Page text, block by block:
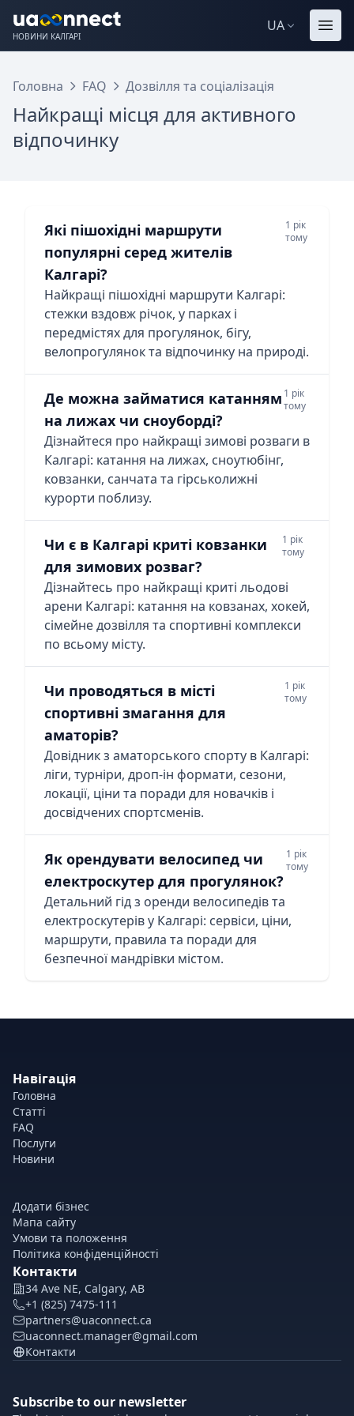
НОВИНИ КАЛГАРІ
UA
Головна FAQ Дозвілля та соціалізація
Найкращі місця для активного
відпочинку
Які пішохідні маршрути
популярні серед жителів
Калгарі?
1 рік
тому
Найкращі пішохідні маршрути Калгарі:
стежки вздовж річок, у парках і
передмістях для прогулянок, бігу,
велопрогулянок та відпочинку на природі.
Де можна займатися катанням
на лижах чи сноуборді?
1 рік
тому
Дізнайтеся про найкращі зимові розваги в
Калгарі: катання на лижах, сноутюбінг,
ковзанки, санчата та гірськолижні
курорти поблизу.
Чи є в Калгарі криті ковзанки
для зимових розваг?
1 рік
тому
Дізнайтесь про найкращі криті льодові
арени Калгарі: катання на ковзанах, хокей,
сімейне дозвілля та спортивні комплекси
по всьому місту.
Чи проводяться в місті
спортивні змагання для
аматорів?
1 рік
тому
Довідник з аматорського спорту в Калгарі:
ліги, турніри, дроп-ін формати, сезони,
локації, ціни та поради для новачків і
досвідчених спортсменів.
Як орендувати велосипед чи
електроскутер для прогулянок?
1 рік
тому
Детальний гід з оренди велосипедів та
електроскутерів у Калгарі: сервіси, ціни,
маршрути, правила та поради для
безпечної мандрівки містом.
Навігація
Головна
Статті
FAQ
Послуги
Новини
Додати бізнес
Мапа сайту
Умови та положення
Політика конфіденційності
Контакти
34 Ave NE, Calgary, AB
+1 (825) 7475-111
partners@uaconnect.ca
uaconnect.manager@gmail.com
Контакти
Subscribe to our newsletter